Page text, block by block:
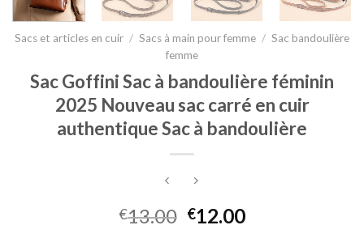
Sacs et articles en cuir / Sacs à main pour femme / Sac bandoulière
femme
Sac Goffini Sac à bandoulière féminin
2025 Nouveau sac carré en cuir
authentique Sac à bandoulière
€13.00 €12.00